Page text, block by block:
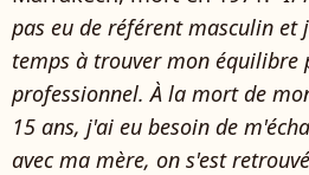
pas eu de référent masculin et
temps à trouver mon équilibre
professionnel. À la mort de
15 ans, j'ai eu besoin de
avec ma mère, on s'est